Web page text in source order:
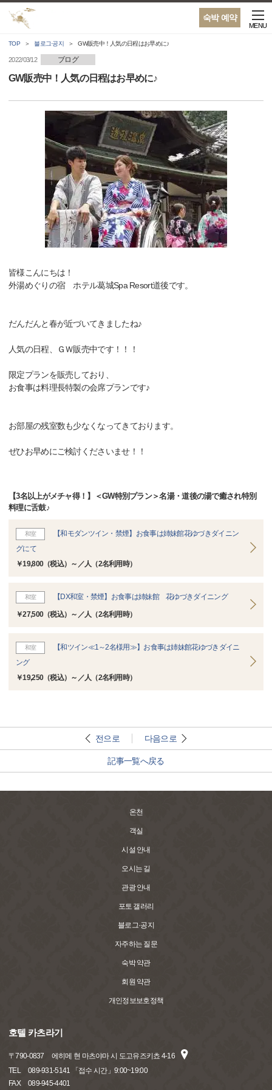
숙박 예약
MENU
TOP 블로그·공지 GW販売中！人気の日程はお早めに♪
2022/03/12 ブログ
GW販売中！人気の日程はお早めに♪
皆様こんにちは！
外湯めぐりの宿 ホテル葛城Spa Resort道後です。
だんだんと春が近づいてきましたね♪
人気の日程、ＧＷ販売中です！！！
限定プランを販売しており、
お食事は料理長特製の会席プランです♪
お部屋の残室数も少なくなってきております。
ぜひお早めにご検討くださいませ！！
【3名以上がメチャ得！】＜GW特別プラン＞名湯・道後の湯で癒され特別
料理に舌鼓♪
和室
【和モダンツイン・禁煙】お食事は姉妹館花ゆづきダイニン
グにて
￥19,800（税込）～／人（2名利用時）
和室 【DX和室・禁煙】お食事は姉妹館 花ゆづきダイニング
￥27,500（税込）～／人（2名利用時）
和室
【和ツイン≪1～2名様用≫】お食事は姉妹館花ゆづきダイニ
ング
￥19,250（税込）～／人（2名利用時）
전으로 다음으로
記事一覧へ戻る
온천
객실
시설 안내
오시는 길
관광 안내
포토 갤러리
블로그·공지
자주하는 질문
숙박 약관
회원 약관
개인정보보호정책
호텔 카츠라기
〒790-0837
에히메 현 마츠야마 시 도고유즈키쵸 4-16
TEL
089-931-5141 「접수 시간」9:00~19:00
FAX
089-945-4401